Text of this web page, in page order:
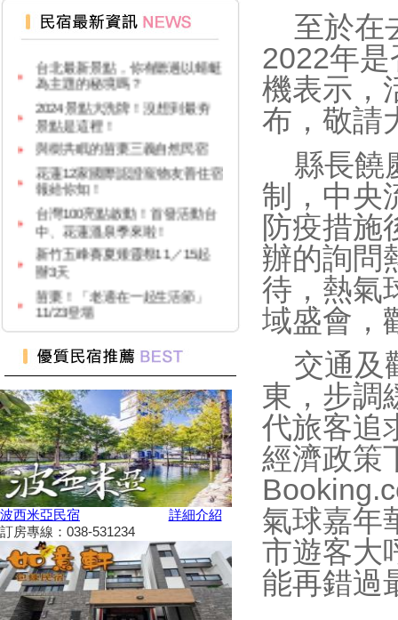
台灣觀光多選擇！兩人同行一人
免費！
為主題的秘境嗎？
景點是這裡！
與樹共眠的苗栗三義自然民宿
花蓮12家國際認證寵物友善住宿
報給你知！
中、花蓮溫泉季來啦！
新竹五峰賽夏矮靈祭11／15起
辦3天
苗栗！「老適在一起生活節」
11/23登場
高雄隱藏版夜市！５０元玩到
飽！
台中「隱藏幽靈夜市」！20年才
能逛1次
台灣百大景點推薦，集章還有限
量小禮物可以拿
嘉義夢幻熱點「蓋婭莊園」免門
票、「佐登妮絲」城堡優惠價一
次看
新竹市「觀光巴士—舊城巡禮
線」加碼解謎探險活動！
花蓮旅遊補助再擴大！
2024彰化田尾「Open Garden同
樂會」限時舉辦
波西米亞民宿
詳細介紹
訂房專線：038-531234
至於在
2022年
機表示，
布，敬請
縣長饒
制，中央
防疫措施
辦的詢問
待，熱氣
域盛會，
交通及
東，步調
代旅客追
經濟政策
氣球嘉年
市遊客大
能再錯過